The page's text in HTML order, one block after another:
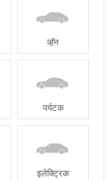
व्हॅन
पर्यटक
इलेक्ट्रिक